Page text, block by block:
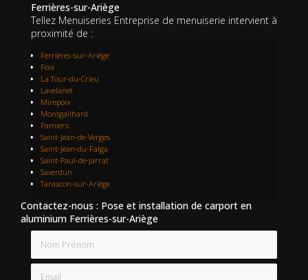
Ferrières-sur-Ariège
Tellez Menuiseries Entreprise de menuiserie intervient à
proximité de :
Ferrières-sur-Ariège
Foix
La Tour-du-Crieu
Lavelanet
Mirepoix
Montgailhard
Pamiers
Saint-Jean-de-Verges
Saint-Jean-du-Falga
Saint-Paul-de-Jarrat
Saverdun
Tarascon-sur-Ariège
Contactez-nous : Pose et installation de carport en
aluminium Ferrières-sur-Ariège
Email